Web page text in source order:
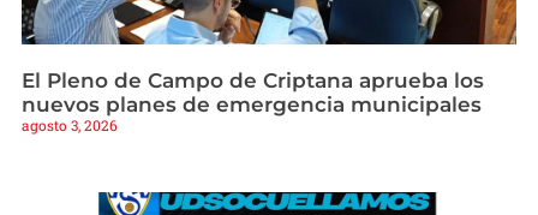
El Pleno de Campo de Criptana aprueba los
nuevos planes de emergencia municipales
agosto 3, 2026